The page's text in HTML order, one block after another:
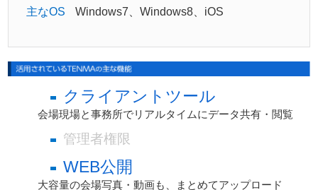
主なOS
Windows7、Windows8、iOS
クライアントツール
会場現場と事務所でリアルタイムにデータ共有・閲覧
管理者権限
WEB公開
大容量の会場写真・動画も、まとめてアップロード